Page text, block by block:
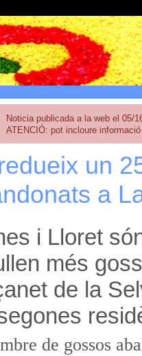
Noticia publicada a la web el 05/
ATENCIÓ: pot incloure
un
a
i Lloret
més
de la
de gossos